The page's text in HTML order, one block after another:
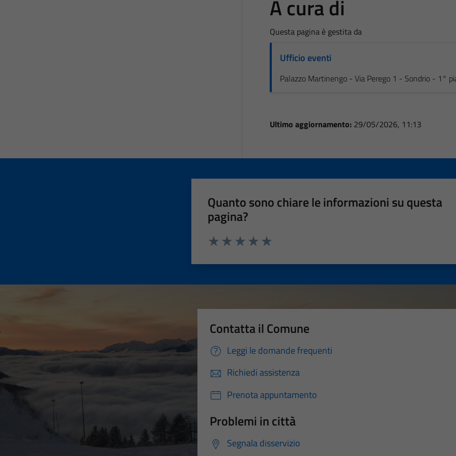
A cura di
Questa pagina è gestita da
Ufficio eventi
Palazzo Martinengo - Via Perego 1 - Sondrio - 1°
Ultimo aggiornamento: 29/05/2026, 11:13
Quanto sono chiare le informazioni su questa
pagina?
Contatta il Comune
Leggi le domande frequenti
Richiedi assistenza
Prenota appuntamento
Problemi in città
Segnala disservizio